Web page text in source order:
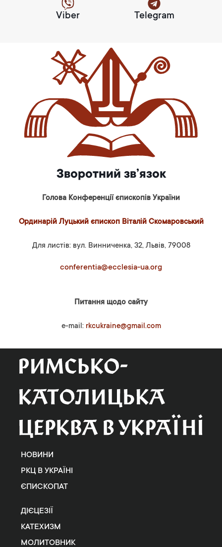
Viber Telegram
Зворотний зв’язок
Голова Конференції єпископів України
Ординарій Луцький єпископ Віталій Скомаровський
Для листів: вул. Винниченка, 32, Львів, 79008
conferentia@ecclesia-ua.org
Питання щодо сайту
e-mail: rkcukraine@gmail.com
НОВИНИ
РКЦ В УКРАЇНІ
ЄПИСКОПАТ
ДІЄЦЕЗІЇ
КАТЕХИЗМ
МОЛИТОВНИК